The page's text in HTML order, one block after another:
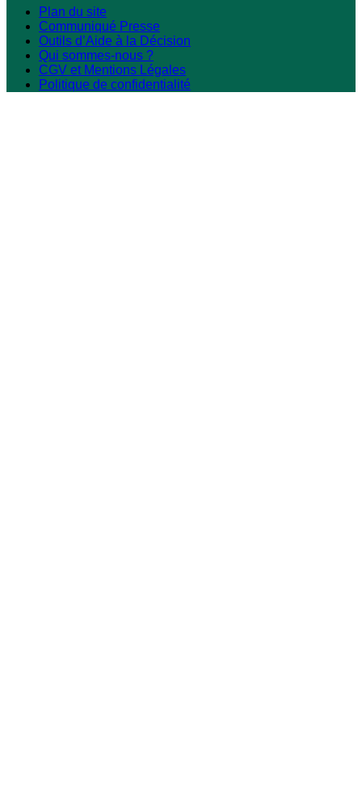
Plan du site
Communiqué Presse
Outils d’Aide à la Décision
Qui sommes-nous ?
CGV et Mentions Légales
Politique de confidentialité